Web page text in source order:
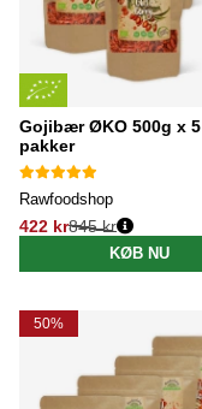
Gojibær ØKO 500g x 5
pakker
Rawfoodshop
422 kr
Normalpris:
845 kr
KØB NU
50%